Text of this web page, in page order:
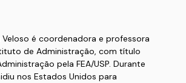
Veloso é coordenadora e professora
de Administração, com título
pela FEA/USP. Durante
nos Estados Unidos para